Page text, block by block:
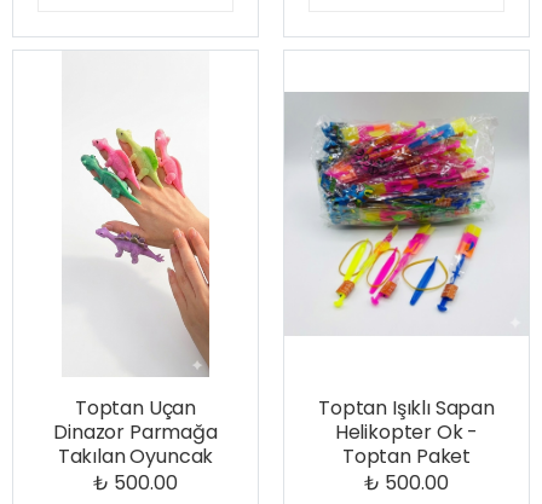
Toptan Uçan
Dinazor Parmağa
Takılan Oyuncak
₺ 500.00
Toptan Işıklı Sapan
Helikopter Ok -
Toptan Paket
₺ 500.00